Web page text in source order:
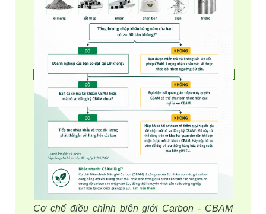
Cơ chế điều chỉnh biên giới Carbon - CBAM